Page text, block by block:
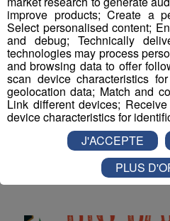
C'est quoi
Cyril a rencontré
plus sur ce le magasin
La Famille Radio
improve products; Create a
Select personalised content;
and debug; Technically
technologies may process
and browsing data to offer
scan device characteristics
geolocation data; Match and
Link different devices;
device characteristics for
J'ACCEPTE
PLUS